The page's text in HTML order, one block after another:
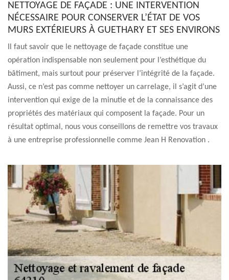
NETTOYAGE DE FAÇADE : UNE INTERVENTION
NÉCESSAIRE POUR CONSERVER L’ÉTAT DE VOS
MURS EXTÉRIEURS À GUETHARY ET SES ENVIRONS
Il faut savoir que le nettoyage de façade constitue une
opération indispensable non seulement pour l’esthétique du
bâtiment, mais surtout pour préserver l’intégrité de la façade.
Aussi, ce n’est pas comme nettoyer un carrelage, il s’agit d’une
intervention qui exige de la minutie et de la connaissance des
propriétés des matériaux qui composent la façade. Pour un
résultat optimal, nous vous conseillons de remettre vos travaux
à une entreprise professionnelle comme Jean H Renovation .